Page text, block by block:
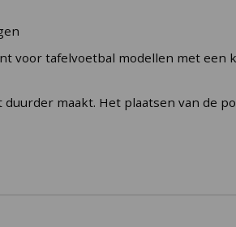
voor tafelvoetbal modellen met
maakt. Het plaatsen van de